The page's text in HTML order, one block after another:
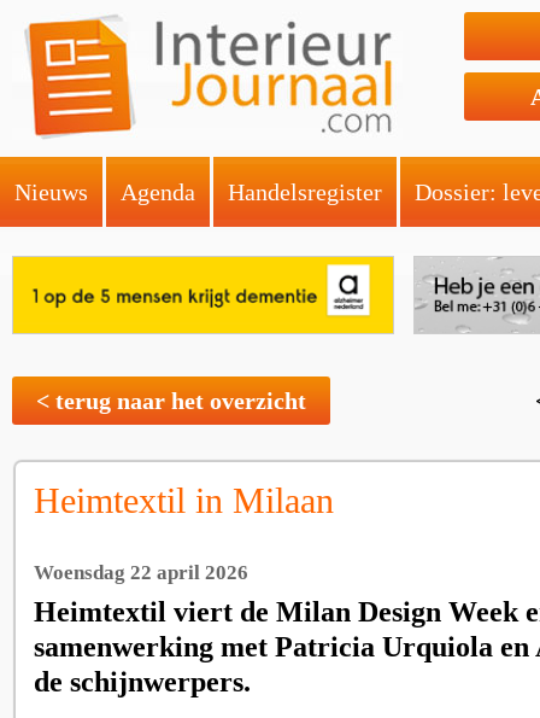
Nieuws Agenda Handelsregister Dossier:
< terug naar het overzicht
Heimtextil in Milaan
Woensdag 22 april 2026
Heimtextil viert de Milan Design Week
samenwerking met Patricia Urquiola
de schijnwerpers.